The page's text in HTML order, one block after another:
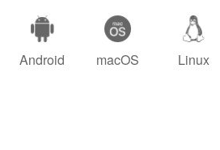
Android macOS Linux